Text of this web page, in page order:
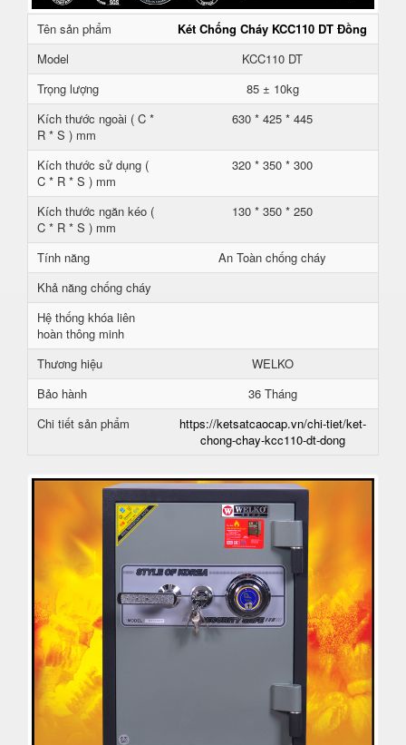
Tên sản phẩm
Két Chống Cháy KCC110 DT Đồng
Model
KCC110 DT
Trọng lượng
85 ± 10kg
Kích thước ngoài ( C *
R * S ) mm
630 * 425 * 445
Kích thước sử dụng (
C * R * S ) mm
320 * 350 * 300
Kích thước ngăn kéo (
C * R * S ) mm
130 * 350 * 250
Tính năng
An Toàn chống cháy
Khả năng chống cháy
Hệ thống khóa liên
hoàn thông minh
Thương hiệu
WELKO
Bảo hành
36 Tháng
Chi tiết sản phẩm
https://ketsatcaocap.vn/chi-tiet/ket-
chong-chay-kcc110-dt-dong